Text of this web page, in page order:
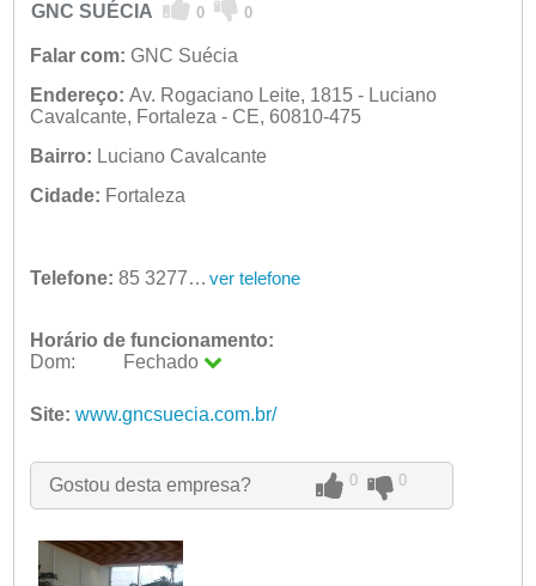
GNC SUÉCIA 0 0
Falar com: GNC Suécia
Endereço: Av. Rogaciano Leite, 1815 - Luciano
Cavalcante, Fortaleza - CE, 60810-475
Bairro: Luciano Cavalcante
Cidade: Fortaleza
Telefone: 85 3277-5005 ver telefone
Horário de funcionamento:
Dom:
Fechado
Ter:
09:00 - 18:00
Qui:
09:00 - 18:00
Sex:
09:00 - 18:00
Site: www.gncsuecia.com.br/
Gostou desta empresa? 0 0